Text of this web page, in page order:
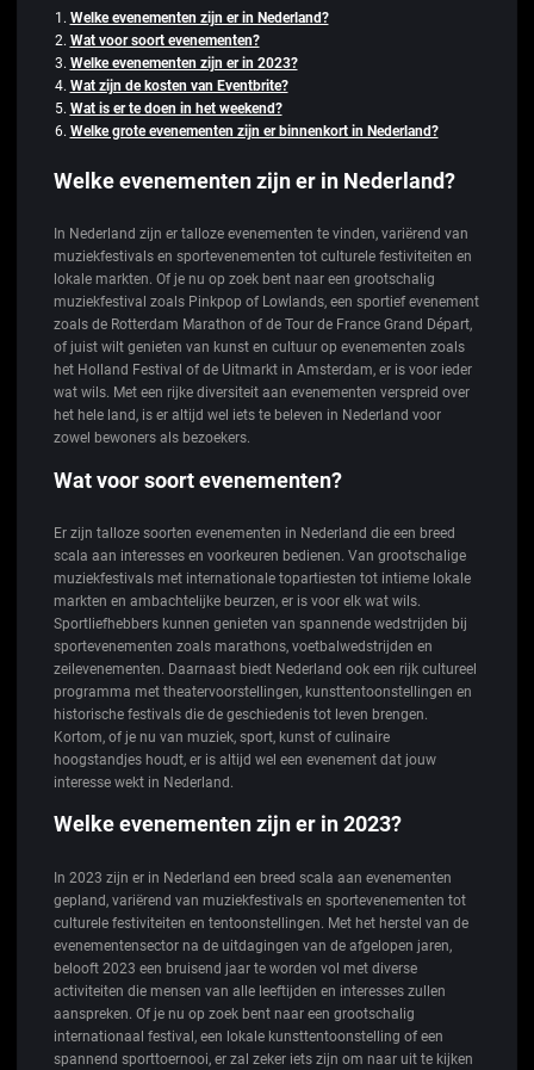
Welke evenementen zijn er in Nederland?
Wat voor soort evenementen?
Welke evenementen zijn er in 2023?
Wat zijn de kosten van Eventbrite?
Wat is er te doen in het weekend?
Welke grote evenementen zijn er binnenkort in Nederland?
Welke evenementen zijn er in Nederland?
In Nederland zijn er talloze evenementen te vinden, variërend van
muziekfestivals en sportevenementen tot culturele festiviteiten en
lokale markten. Of je nu op zoek bent naar een grootschalig
muziekfestival zoals Pinkpop of Lowlands, een sportief evenement
zoals de Rotterdam Marathon of de Tour de France Grand Départ,
of juist wilt genieten van kunst en cultuur op evenementen zoals
het Holland Festival of de Uitmarkt in Amsterdam, er is voor ieder
wat wils. Met een rijke diversiteit aan evenementen verspreid over
het hele land, is er altijd wel iets te beleven in Nederland voor
zowel bewoners als bezoekers.
Wat voor soort evenementen?
Er zijn talloze soorten evenementen in Nederland die een breed
scala aan interesses en voorkeuren bedienen. Van grootschalige
muziekfestivals met internationale topartiesten tot intieme lokale
markten en ambachtelijke beurzen, er is voor elk wat wils.
Sportliefhebbers kunnen genieten van spannende wedstrijden bij
sportevenementen zoals marathons, voetbalwedstrijden en
zeilevenementen. Daarnaast biedt Nederland ook een rijk cultureel
programma met theatervoorstellingen, kunsttentoonstellingen en
historische festivals die de geschiedenis tot leven brengen.
Kortom, of je nu van muziek, sport, kunst of culinaire
hoogstandjes houdt, er is altijd wel een evenement dat jouw
interesse wekt in Nederland.
Welke evenementen zijn er in 2023?
In 2023 zijn er in Nederland een breed scala aan evenementen
gepland, variërend van muziekfestivals en sportevenementen tot
culturele festiviteiten en tentoonstellingen. Met het herstel van de
evenementensector na de uitdagingen van de afgelopen jaren,
belooft 2023 een bruisend jaar te worden vol met diverse
activiteiten die mensen van alle leeftijden en interesses zullen
aanspreken. Of je nu op zoek bent naar een grootschalig
internationaal festival, een lokale kunsttentoonstelling of een
spannend sporttoernooi, er zal zeker iets zijn om naar uit te kijken